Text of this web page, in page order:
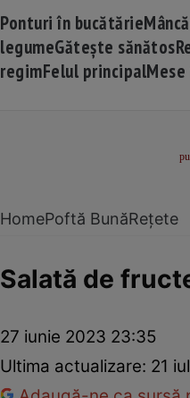
Ponturi în bucătărie
legumeGătește sănătos
regimFelul principal
HomePoftă BunăRețete
Salată de
27 iunie 2023 23:35
Ultima actualizare: 21